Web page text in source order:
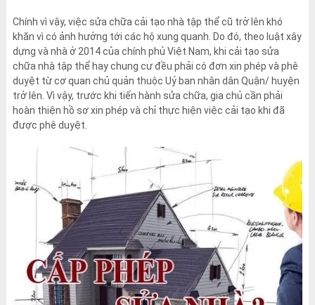
Chính vì vậy, việc sửa chữa cải tạo nhà tập thể cũ trở lên khó
khăn vì có ảnh hưởng tới các hộ xung quanh. Do đó, theo luật xây
dựng và nhà ở 2014 của chính phủ Việt Nam, khi cải tạo sửa
chữa nhà tập thể hay chung cư đều phải có đơn xin phép và phê
duyệt từ cơ quan chủ quản thuộc Uỷ ban nhân dân Quận/ huyện
trở lên. Vì vậy, trước khi tiến hành sửa chữa, gia chủ cần phải
hoàn thiện hồ sơ xin phép và chỉ thực hiện việc cải tạo khi đã
được phê duyệt.